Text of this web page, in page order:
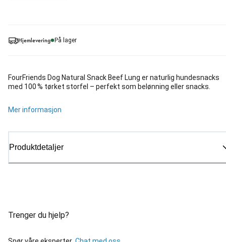
Hjemlevering På lager
FourFriends Dog Natural Snack Beef Lung er naturlig hundesnacks
med 100 % tørket storfel – perfekt som belønning eller snacks.
Mer informasjon
Produktdetaljer
Trenger du hjelp?